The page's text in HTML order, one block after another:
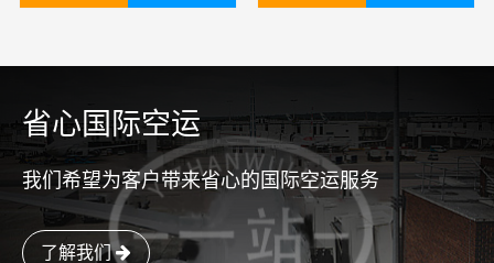
省心国际空运
我们希望为客户带来省心的国际空运服务
了解我们